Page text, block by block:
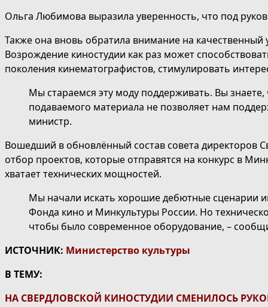
Ольга Любимова выразила уверенность, что под
Также она вновь обратила внимание на
Возрождение киностудии как раз может
поколения кинематографистов, стимулировать
Мы стараемся эту моду поддерживать. Вы
подаваемого материала не позволяет нам
министр.
Вошедший в обновлённый состав совета директоров
отбор проектов, которые отправятся на конкурс в
хватает технических мощностей.
Мы начали искать хорошие дебютные сценарии
Фонда кино и Минкультуры России. Но
чтобы было современное оборудование, –
ИСТОЧНИК: Министерство культуры
В ТЕМУ:
НА СВЕРДЛОВСКОЙ КИНОСТУДИИ СМЕНИЛОСЬ